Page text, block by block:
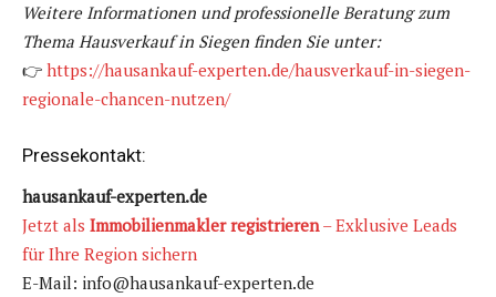
Weitere Informationen und professionelle Beratung zum
Thema Hausverkauf in Siegen finden Sie unter:
👉 https://hausankauf-experten.de/hausverkauf-in-siegen-
regionale-chancen-nutzen/
Pressekontakt:
hausankauf-experten.de
Jetzt als Immobilienmakler registrieren– Exklusive Leads
für Ihre Region sichern
E-Mail: info@hausankauf-experten.de